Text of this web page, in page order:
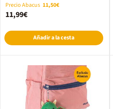
Precio Abacus 11,50€
11,99€
Añadir a la cesta